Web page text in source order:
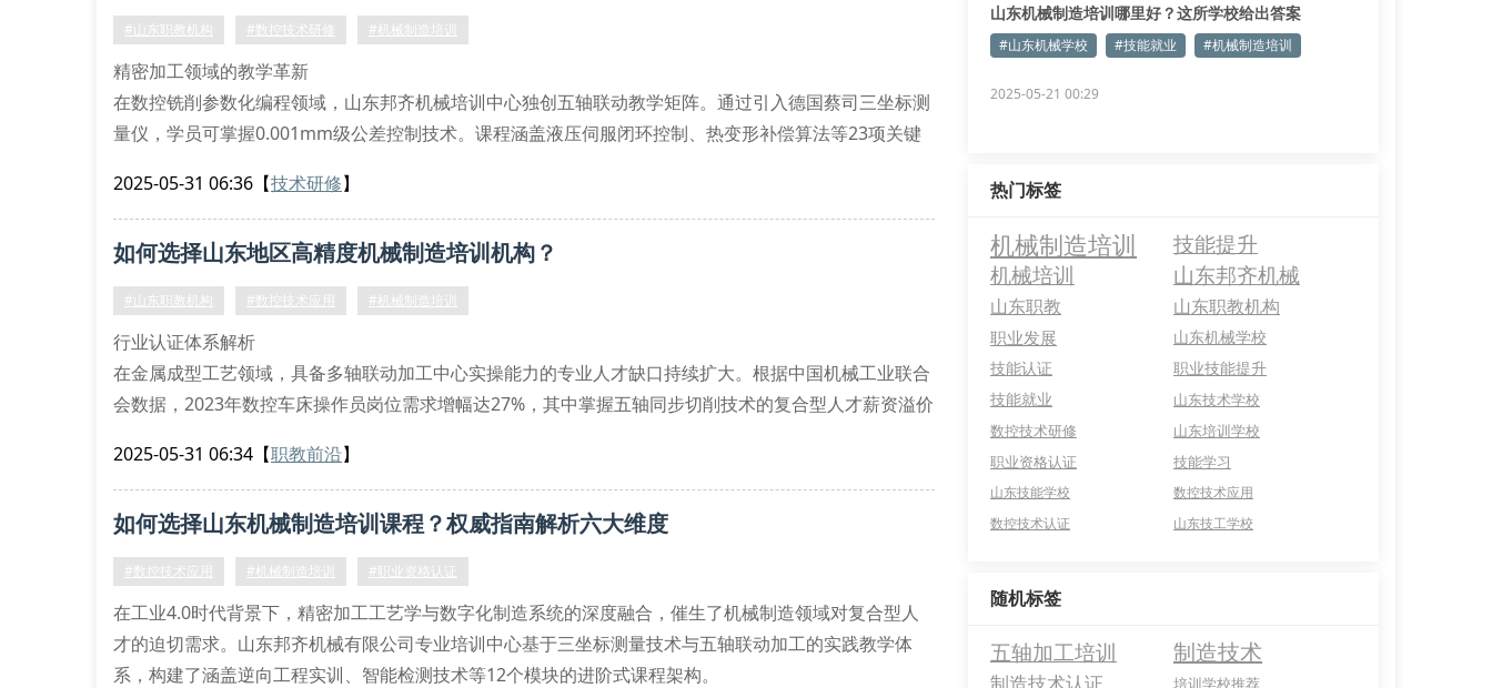
#山东职教机构 #数控技术研修 #机械制造培训
精密加工领域的教学革新
在数控铣削参数化编程领域，山东邦齐机械培训中心独创五轴联动教学矩阵。通过引入德国蔡司三坐标测
量仪，学员可掌握0.001mm级公差控制技术。课程涵盖液压伺服闭环控制、热变形补偿算法等23项关键
特色课程体系解析
本机构课程架构包含智能夹具拓扑优化设计、金属切削颤振抑制技术等前沿内容。采用
2025-05-31 06:36 【技术研修】
如何选择山东地区高精度机械制造培训机构？
#山东职教机构 #数控技术应用 #机械制造培训
行业认证体系解析
在金属成型工艺领域，具备多轴联动加工中心实操能力的专业人才缺口持续扩大。根据中国机械工业联合
会数据，2023年数控车床操作员岗位需求增幅达27%，其中掌握五轴同步切削技术的复合型人才薪资溢价
元测量仪，可实现微米级公差控制教学。
教学资源配置标准
逆向工程实训平台：采用
2025-05-31 06:34 【职教前沿】
如何选择山东机械制造培训课程？权威指南解析六大维度
#数控技术应用 #机械制造培训 #职业资格认证
在工业4.0时代背景下，精密加工工艺学与数字化制造系统的深度融合，催生了机械制造领域对复合型人
才的迫切需求。山东邦齐机械有限公司专业培训中心基于三坐标测量技术与五轴联动加工的实践教学体
系，构建了涵盖逆向工程实训、智能检测技术等12个模块的进阶式课程架构。
山东机械制造培训哪里好？这所学校给出答案
#山东机械学校 #技能就业 #机械制造培训
2025-05-21 00:29
热门标签
机械制造培训 技能提升
机械培训 山东邦齐机械
山东职教 山东职教机构
职业发展
山东机械学校
技能认证
职业技能提升
技能就业
山东技术学校
数控技术研修
山东培训学校
职业资格认证
技能学习
山东技能学校
数控技术应用
数控技术认证
山东技工学校
随机标签
五轴加工培训 制造技术
培训学校推荐